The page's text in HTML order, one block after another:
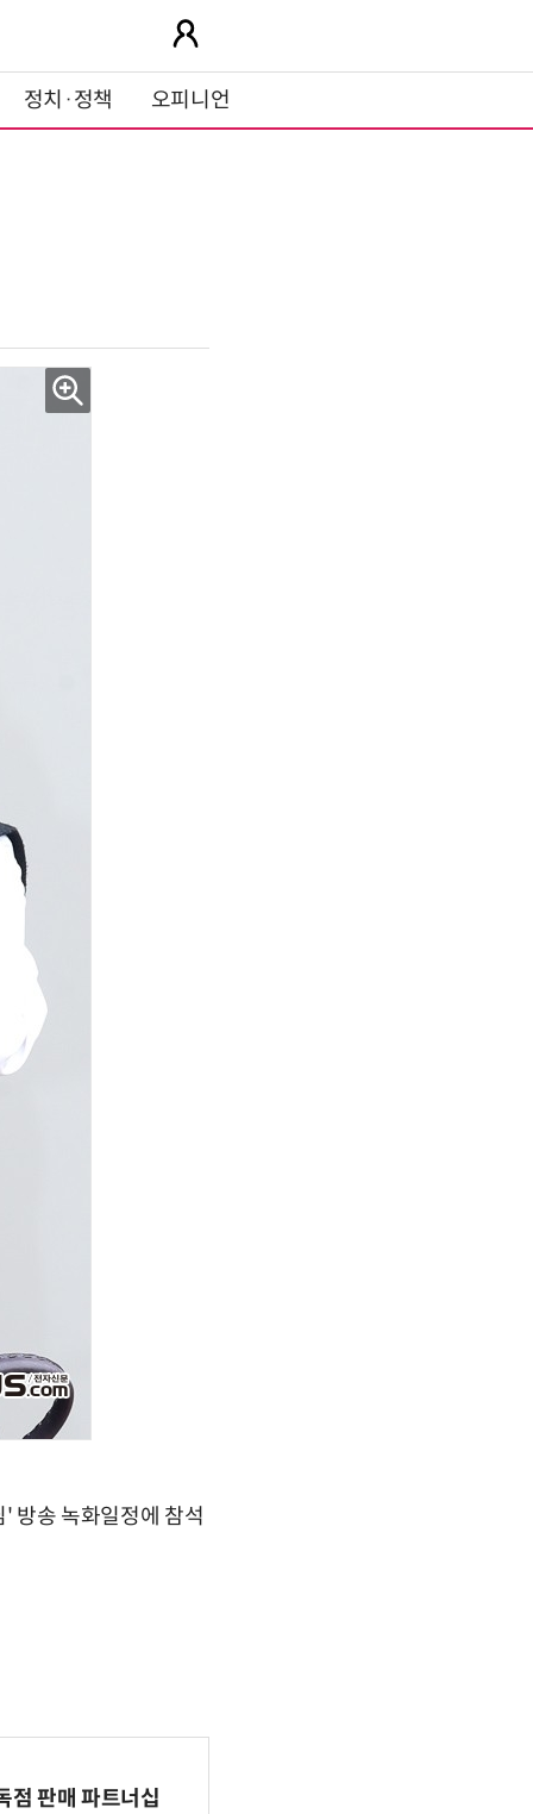
정치·정책 오피니언
방송 녹화일정에 참석
점 판매 파트너십